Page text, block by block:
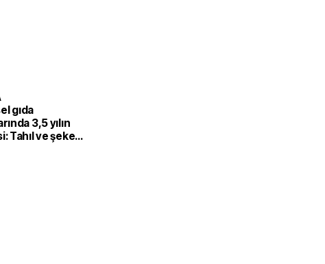
gıda
3,5 yılın
Tahıl ve şeker